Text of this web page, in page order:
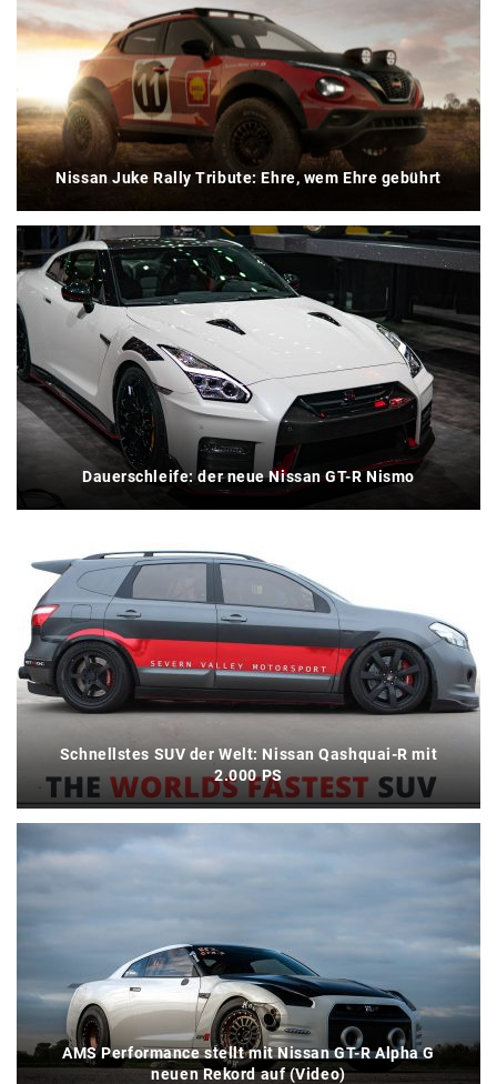
Nissan Juke Rally Tribute: Ehre, wem Ehre gebührt
Dauerschleife: der neue Nissan GT-R Nismo
Schnellstes SUV der Welt: Nissan Qashquai-R mit
2.000 PS
AMS Performance stellt mit Nissan GT-R Alpha G
neuen Rekord auf (Video)